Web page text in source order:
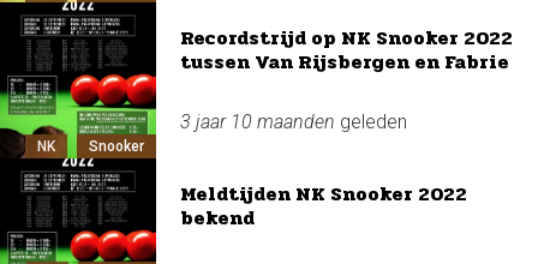
NK Snooker
Recordstrijd op NK Snooker 2022
tussen Van Rijsbergen en Fabrie
3 jaar 10 maanden geleden
Meldtijden NK Snooker 2022
bekend